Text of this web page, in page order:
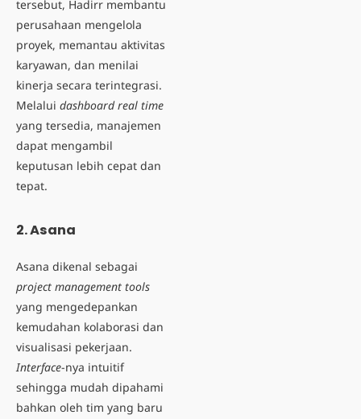
tersebut, Hadirr membantu
perusahaan mengelola
proyek, memantau aktivitas
karyawan, dan menilai
kinerja secara terintegrasi.
Melalui dashboard real time
yang tersedia, manajemen
dapat mengambil
keputusan lebih cepat dan
tepat.
2. Asana
Asana dikenal sebagai
project management tools
yang mengedepankan
kemudahan kolaborasi dan
visualisasi pekerjaan.
Interface-nya intuitif
sehingga mudah dipahami
bahkan oleh tim yang baru